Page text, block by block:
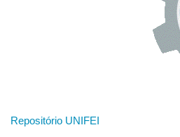
Repositório UNIFEI